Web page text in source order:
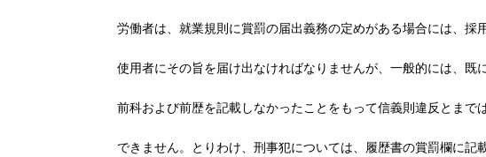
労働者は、就業規則に賞罰の届出義務の定めがある場合には、採
使用者にその旨を届け出なければなりませんが、一般的には、既
前科および前歴を記載しなかったことをもって信義則違反とまで
できません。とりわけ、刑事犯については、履歴書の賞罰欄に記